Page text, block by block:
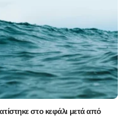
στο κεφάλι μετά από